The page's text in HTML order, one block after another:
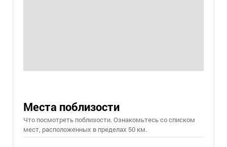
Места поблизости
Что посмотреть поблизости. Ознакомьтесь со списком
мест, расположенных в пределах 50 км.